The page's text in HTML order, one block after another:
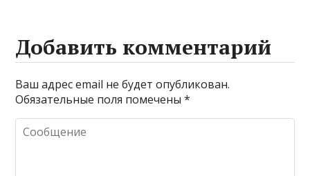
Добавить комментарий
Ваш адрес email не будет опубликован.
Обязательные поля помечены*